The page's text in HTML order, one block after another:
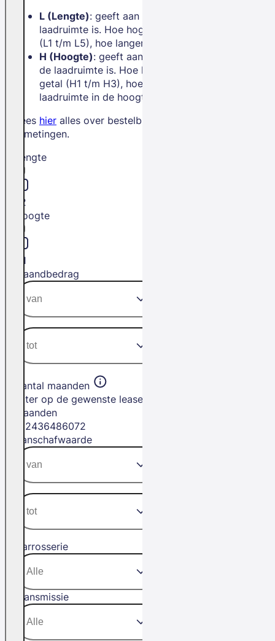
L (Lengte): geeft aan hoe lang de
laadruimte is. Hoe hoger het getal
(L1 t/m L5), hoe langer de bus.
H (Hoogte): geeft aan hoe hoog
de laadruimte is. Hoe hoger het
getal (H1 t/m H3), hoe meer
laadruimte in de hoogte.
Lees hier alles over bestelbus
afmetingen.
Lengte
L2
Hoogte
H1
Maandbedrag
Aantal maanden
Filter op de gewenste leasetermijn in
maanden
2436486072
Aanschafwaarde
Carrosserie
Transmissie